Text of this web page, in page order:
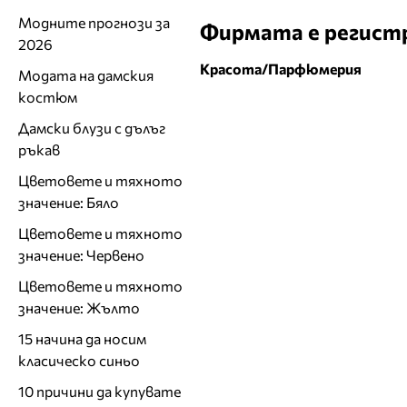
Фирмата е
Красота/Парфюмерия
Модните прогнози за
2026
Модата на дамския
костюм
Дамски блузи с дълъг
ръкав
Цветовете и тяхното
значение: Бяло
Цветовете и тяхното
значение: Червено
Цветовете и тяхното
значение: Жълто
15 начина да носим
класическо синьо
10 причини да купувате